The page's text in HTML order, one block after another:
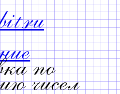
-
по
чисел